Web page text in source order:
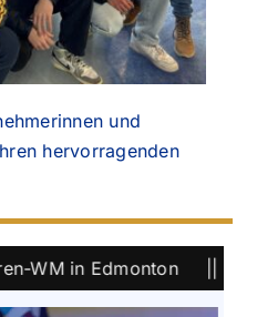
und
hervorragenden
|| Bayern-